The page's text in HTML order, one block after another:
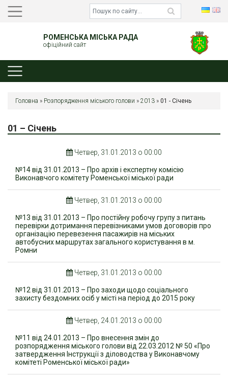
РОМЕНСЬКА МІСЬКА РАДА
офіційний сайт
Головна » Розпорядження міського голови » 2013 » 01 - Січень
01 – Січень
Четвер, 31.01.2013 о 00:00
№14 від 31.01.2013 – Про архів і експертну комісію
Виконавчого комітету Роменської міської ради
Четвер, 31.01.2013 о 00:00
№13 від 31.01.2013 – Про постійну робочу групу з питань
перевірки дотримання перевізниками умов договорів про
організацію перевезення пасажирів на міських
автобусних маршрутах загального користування в м.
Ромни
Четвер, 31.01.2013 о 00:00
№12 від 31.01.2013 – Про заходи щодо соціального
захисту бездомних осіб у місті на період до 2015 року
Четвер, 24.01.2013 о 00:00
№11 від 24.01.2013 – Про внесення змін до
розпорядження міського голови від 22.03.2012 № 50 «Про
затвердження Інструкції з діловодства у Виконавчому
комітеті Роменської міської ради»